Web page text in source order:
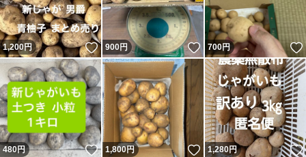
1,200円 いいね！
900円 いいね！
700円
480円 いいね！
1,800円 いいね！
1,280円